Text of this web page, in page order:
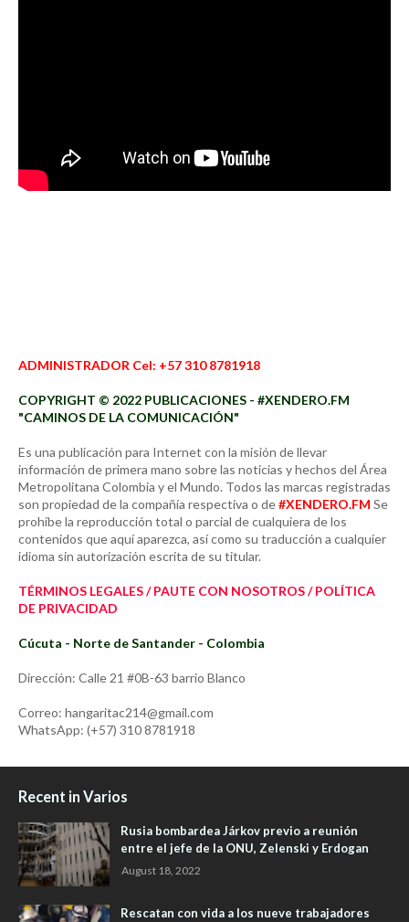
ADMINISTRADOR Cel: +57 310 8781918
COPYRIGHT © 2022 PUBLICACIONES - #XENDERO.FM
"CAMINOS DE LA COMUNICACIÓN"
Es una publicación para Internet con la misión de llevar
información de primera mano sobre las noticias y hechos del Área
Metropolitana Colombia y el Mundo. Todos las marcas registradas
son propiedad de la compañía respectiva o de#XENDERO.FM Se
prohíbe la reproducción total o parcial de cualquiera de los
contenidos que aquí aparezca, así como su traducción a cualquier
idioma sin autorización escrita de su titular.
TÉRMINOS LEGALES / PAUTE CON NOSOTROS / POLÍTICA
DE PRIVACIDAD
Cúcuta - Norte de Santander - Colombia
Dirección: Calle 21 #0B-63 barrio Blanco
Correo: hangaritac214@gmail.com
WhatsApp: (+57) 310 8781918
Recent in Varios
Rusia bombardea Járkov previo a reunión
entre el jefe de la ONU, Zelenski y Erdogan
August 18, 2022
Rescatan con vida a los nueve trabajadores